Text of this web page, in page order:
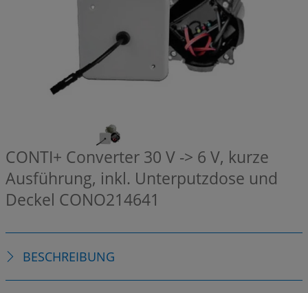
CONTI+ Converter 30 V -> 6 V, kurze
Ausführung, inkl. Unterputzdose und
Deckel CONO214641
BESCHREIBUNG